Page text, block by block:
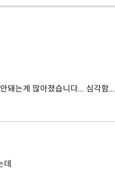
돼는게 많아졌습니다... 심각함...